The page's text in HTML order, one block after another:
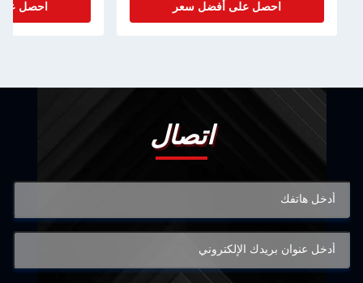
احصل على أفضل سعر احصل
اتصال